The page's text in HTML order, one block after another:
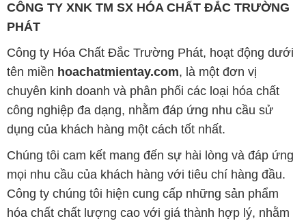
CÔNG TY XNK TM SX HÓA CHẤT ĐẮC TRƯỜNG
PHÁT
Công ty Hóa Chất Đắc Trường Phát, hoạt động dưới
tên miền hoachatmientay.com, là một đơn vị
chuyên kinh doanh và phân phối các loại hóa chất
công nghiệp đa dạng, nhằm đáp ứng nhu cầu sử
dụng của khách hàng một cách tốt nhất.
Chúng tôi cam kết mang đến sự hài lòng và đáp ứng
mọi nhu cầu của khách hàng với tiêu chí hàng đầu.
Công ty chúng tôi hiện cung cấp những sản phẩm
hóa chất chất lượng cao với giá thành hợp lý, nhằm